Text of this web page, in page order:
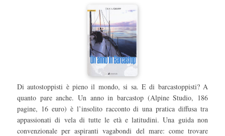
Di autostoppisti è pieno il mondo, si sa. E di barcastoppisti? A
quanto pare anche. Un anno in barcastop (Alpine Studio, 186
pagine, 16 euro) è l’insolito racconto di una pratica diffusa tra
appassionati di vela di tutte le età e latitudini. Una guida non
convenzionale per aspiranti vagabondi del mare: come trovare